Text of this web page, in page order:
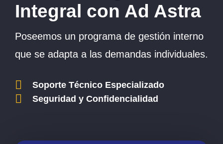
Integral con Ad Astra
Poseemos un programa de gestión interno
que se adapta a las demandas individuales.
Soporte Técnico Especializado
Seguridad y Confidencialidad